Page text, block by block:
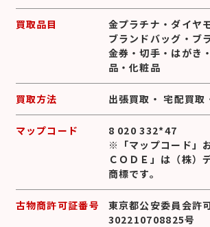
買取品目 金プラチナ ・ダイヤ
ブランドバッグ ・ ブ
金券 ・切手 ・ はがき ・
品 ・化粧品
買取方法 出張買取 ・宅配買取
マップコード
8 020 332*47
※「マップコード」
ＣＯＤＥ」は（株）
商標です。
古物商許可証番号
東京都公安委員会許
302210708825号